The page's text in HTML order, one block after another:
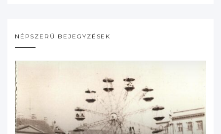
NÉPSZERŰ BEJEGYZÉSEK